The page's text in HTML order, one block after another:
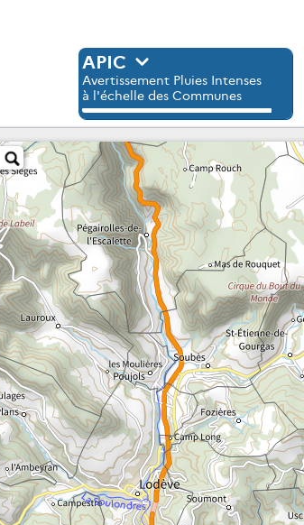
APIC
Avertissement Pluies Intenses
à l'échelle des Communes